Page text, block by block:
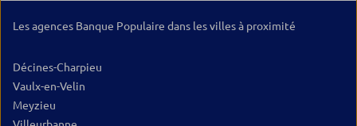
Les agences Banque Populaire dans les villes à proximité
Décines-Charpieu
Vaulx-en-Velin
Meyzieu